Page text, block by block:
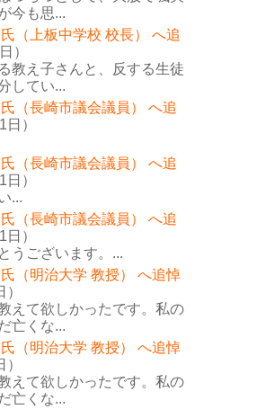
今も思...
（上板中学校 校長） へ追
）
教え子さんと、反する生徒
してい...
（長崎市議会議員） へ追
日）
（長崎市議会議員） へ追
日）
...
（長崎市議会議員） へ追
日）
うございます。...
氏（明治大学 教授） へ追悼
えて欲しかったです。私の
亡くな...
氏（明治大学 教授） へ追悼
えて欲しかったです。私の
亡くな...